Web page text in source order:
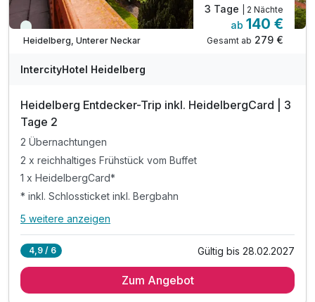
Viele Termine frei
Heidelberg, Unterer Neckar
3 Tage | 2 Nächte
ab 140 €
Gesamt ab 279 €
IntercityHotel Heidelberg
Heidelberg Entdecker-Trip inkl. HeidelbergCard | 3
Tage 2
2 Übernachtungen
2 x reichhaltiges Frühstück vom Buffet
1 x HeidelbergCard*
* inkl. Schlossticket inkl. Bergbahn
Alle Inklusivleistungen
2 x reichhaltiges Frühstück vom Buffet
5 weitere anzeigen
4,9 / 6 Gültig bis 28.02.2027
Zum Angebot